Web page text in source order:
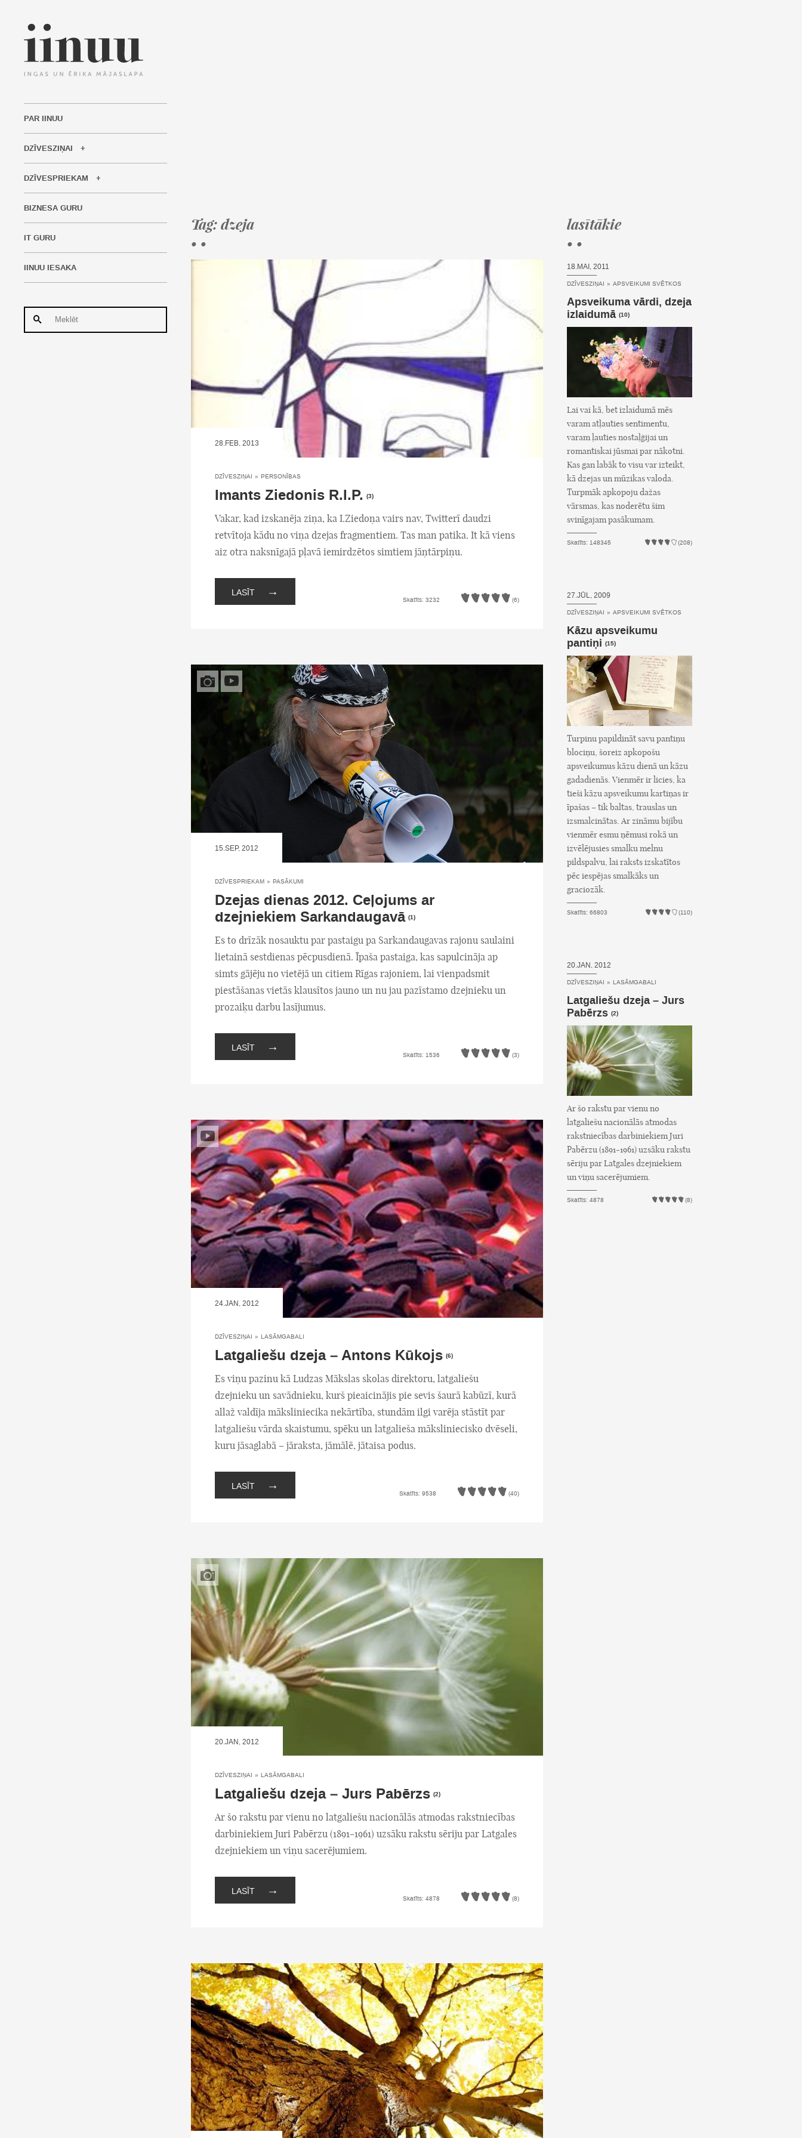
PAR IINUU
DZĪVESZIŅAI
DZĪVESPRIEKAM
BIZNESA GURU
IT GURU
IINUU IESAKA
Tag: dzeja
• •
28.FEB, 2013
DZĪVESZIŅAI » PERSONĪBAS
Imants Ziedonis R.I.P. (3)
Vakar, kad izskanēja ziņa, ka I.Ziedoņa vairs nav, Twitterī daudzi
retvītoja kādu no viņa dzejas fragmentiem. Tas man patika. It kā viens
aiz otra naksnīgajā pļavā iemirdzētos simtiem jāņtārpiņu.
LASĪT →
Skatīts: 3232 (6)
15.SEP, 2012
DZĪVESPRIEKAM » PASĀKUMI
Dzejas dienas 2012. Ceļojums ar
dzejniekiem Sarkandaugavā (1)
Es to drīzāk nosauktu par pastaigu pa Sarkandaugavas rajonu saulaini
lietainā sestdienas pēcpusdienā. Īpaša pastaiga, kas sapulcināja ap
simts gājēju no vietējā un citiem Rīgas rajoniem, lai vienpadsmit
piestāšanas vietās klausītos jauno un nu jau pazīstamo dzejnieku un
prozaiķu darbu lasījumus.
LASĪT →
Skatīts: 1536 (3)
24.JAN, 2012
DZĪVESZIŅAI » LASĀMGABALI
Latgaliešu dzeja – Antons Kūkojs (6)
Es viņu pazinu kā Ludzas Mākslas skolas direktoru, latgaliešu
dzejnieku un savādnieku, kurš pieaicinājis pie sevis šaurā kabūzī, kurā
allaž valdīja māksliniecika nekārtība, stundām ilgi varēja stāstīt par
latgaliešu vārda skaistumu, spēku un latgalieša māksliniecisko dvēseli,
kuru jāsaglabā – jāraksta, jāmālē, jātaisa podus.
LASĪT →
Skatīts: 9538 (40)
20.JAN, 2012
DZĪVESZIŅAI » LASĀMGABALI
Latgaliešu dzeja – Jurs Pabērzs (2)
Ar šo rakstu par vienu no latgaliešu nacionālās atmodas rakstniecības
darbiniekiem Juri Pabērzu (1891-1961) uzsāku rakstu sēriju par Latgales
dzejniekiem un viņu sacerējumiem.
LASĪT →
Skatīts: 4878 (8)
lasītākie
• •
18.MAI, 2011
DZĪVESZIŅAI » APSVEIKUMI SVĒTKOS
Apsveikuma vārdi, dzeja
izlaidumā (10)
Lai vai kā, bet izlaidumā mēs
varam atļauties sentimentu,
varam ļauties nostaļģijai un
romantiskai jūsmai par nākotni.
Kas gan labāk to visu var izteikt,
kā dzejas un mūzikas valoda.
Turpmāk apkopoju dažas
vārsmas, kas noderētu šim
svinīgajam pasākumam.
Skatīts: 148345 (208)
27.JŪL, 2009
DZĪVESZIŅAI » APSVEIKUMI SVĒTKOS
Kāzu apsveikumu
pantiņi (15)
Turpinu papildināt savu pantiņu
blociņu, šoreiz apkopošu
apsveikumus kāzu dienā un kāzu
gadadienās. Vienmēr ir licies, ka
tieši kāzu apsveikumu kartiņas ir
īpašas – tik baltas, trauslas un
izsmalcinātas. Ar zināmu bijību
vienmēr esmu ņēmusi rokā un
izvēlējusies smalku melnu
pildspalvu, lai raksts izskatītos
pēc iespējas smalkāks un
graciozāk.
Skatīts: 66803 (110)
20.JAN, 2012
DZĪVESZIŅAI » LASĀMGABALI
Latgaliešu dzeja – Jurs
Pabērzs (2)
Ar šo rakstu par vienu no
latgaliešu nacionālās atmodas
rakstniecības darbiniekiem Juri
Pabērzu (1891-1961) uzsāku rakstu
sēriju par Latgales dzejniekiem
un viņu sacerējumiem.
Skatīts: 4878 (8)